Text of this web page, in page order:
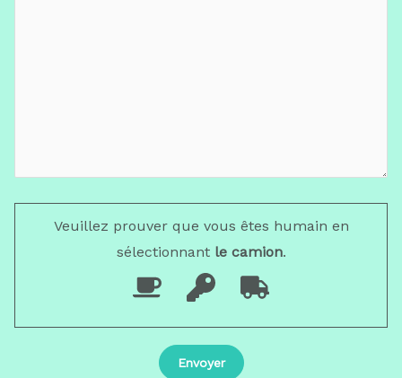
Veuillez prouver que vous êtes humain en
sélectionnantle camion.